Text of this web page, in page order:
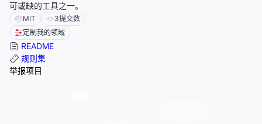
可或缺的工具之一。
MIT 3提交数
定制我的领域
README
规则集
举报项目